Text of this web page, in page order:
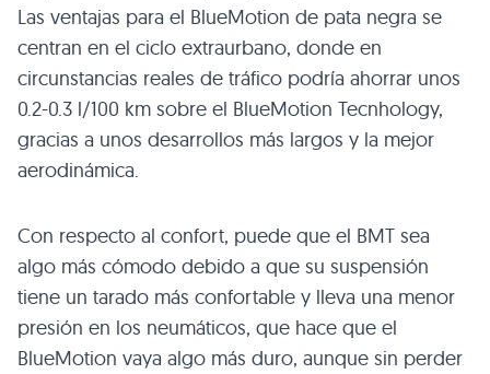
Las ventajas para el BlueMotion de pata negra se
centran en el ciclo extraurbano, donde en
circunstancias reales de tráfico podría ahorrar unos
0.2-0.3 l/100 km sobre el BlueMotion Tecnhology,
gracias a unos desarrollos más largos y la mejor
aerodinámica.
Con respecto al confort, puede que el BMT sea
algo más cómodo debido a que su suspensión
tiene un tarado más confortable y lleva una menor
presión en los neumáticos, que hace que el
BlueMotion vaya algo más duro, aunque sin perder